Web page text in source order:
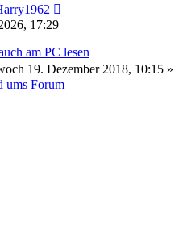
17:29
am PC lesen
19. Dezember 2018, 10:15 »
ums Forum